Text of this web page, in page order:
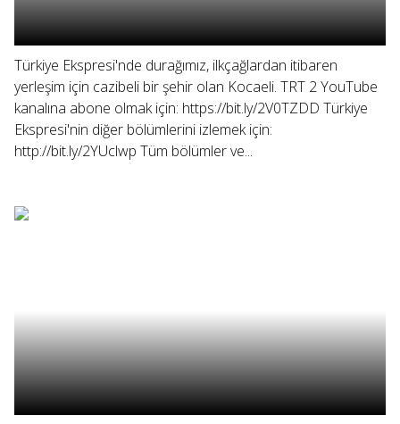
Türkiye Ekspresi'nde durağımız, ilkçağlardan itibaren
yerleşim için cazibeli bir şehir olan Kocaeli. TRT 2 YouTube
kanalına abone olmak için: https://bit.ly/2V0TZDD Türkiye
Ekspresi'nin diğer bölümlerini izlemek için:
http://bit.ly/2YUclwp Tüm bölümler ve...